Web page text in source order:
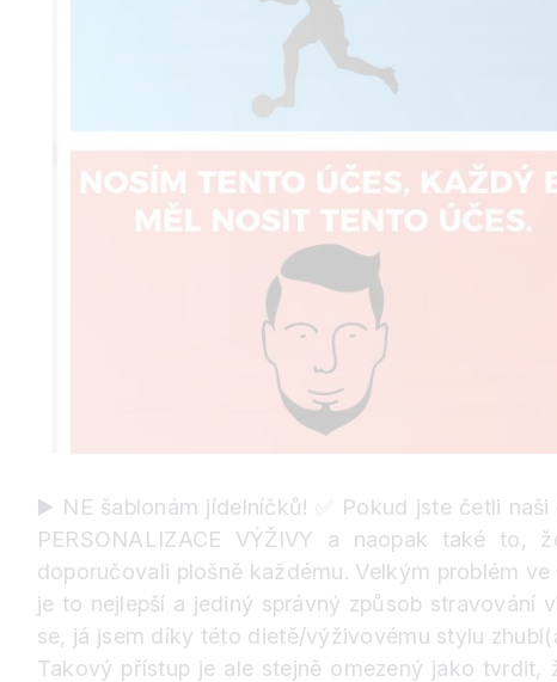
▶️ NE šablonám jídelníčků! Pokud jste četli naši
PERSONALIZACE VÝŽIVY a naopak také
doporučovali plošně každému. Velkým problém
je to nejlepší a jediný správný způsob stravování
se, já jsem díky této dietě/výživovému stylu
Takový přístup je ale stejně omezený jako